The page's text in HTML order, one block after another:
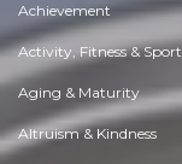
Achievement
Activity, Fitness & Sport
Aging & Maturity
Altruism & Kindness